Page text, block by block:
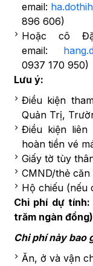
email:
896 606)
Hoặc cô
email:
0937 170 950)
Lưu ý:
Điều kiện
Quản Trị,
Điều kiện liên
hoàn tiền vé
Giấy tờ tùy
CMND/thẻ căn
Hộ chiếu (nếu
Chi phí dự
trăm ngàn đồng)
Chi phí này bao
Ăn, ở và vận